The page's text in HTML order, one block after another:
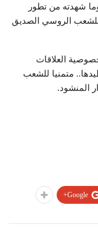
وما شهدته من تطور
للشعب الروسي الصديق
العلاقات
متمنيا للشعب
المنشود.
Google+